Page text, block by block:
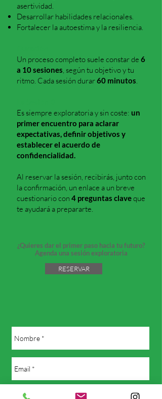
asertividad.
Desarrollar habilidades relacionales.
Fortalecer la autoestima y la resiliencia.
Un proceso completo suele constar de 6
a 10 sesiones, según tu objetivo y tu
ritmo. Cada sesión durar60 minutos.
Es siempre exploratoria y sin coste: un
primer encuentro para aclarar
expectativas, definir objetivos y
establecer el acuerdo de
confidencialidad.
Al reservar la sesión, recibirás, junto con
la confirmación, un enlace a un breve
cuestionario con 4 preguntas claveque
te ayudará a prepararte.
¿Quieres dar el primer paso hacia tu futuro?
Agenda una sesión exploratoria
RESERVAR